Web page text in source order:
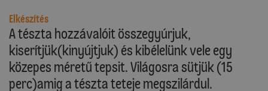
Elkészítés
A tészta hozzávalóit összegyúrjuk,
kiserítjük(kinyújtjuk) és kibélelünk vele egy
közepes méretű tepsit. Világosra sütjük (15
perc)amig a tészta teteje megszilárdul.